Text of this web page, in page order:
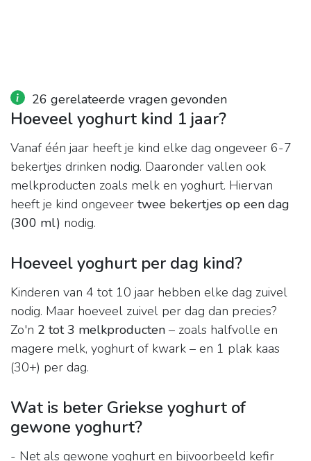
26 gerelateerde vragen gevonden
Hoeveel yoghurt kind 1 jaar?
Vanaf één jaar heeft je kind elke dag ongeveer 6-7
bekertjes drinken nodig. Daaronder vallen ook
melkproducten zoals melk en yoghurt. Hiervan
heeft je kind ongeveer twee bekertjes op een dag
(300 ml) nodig.
Hoeveel yoghurt per dag kind?
Kinderen van 4 tot 10 jaar hebben elke dag zuivel
nodig. Maar hoeveel zuivel per dag dan precies?
Zo'n 2 tot 3 melkproducten – zoals halfvolle en
magere melk, yoghurt of kwark – en 1 plak kaas
(30+) per dag.
Wat is beter Griekse yoghurt of
gewone yoghurt?
- Net als gewone yoghurt en bijvoorbeeld kefir